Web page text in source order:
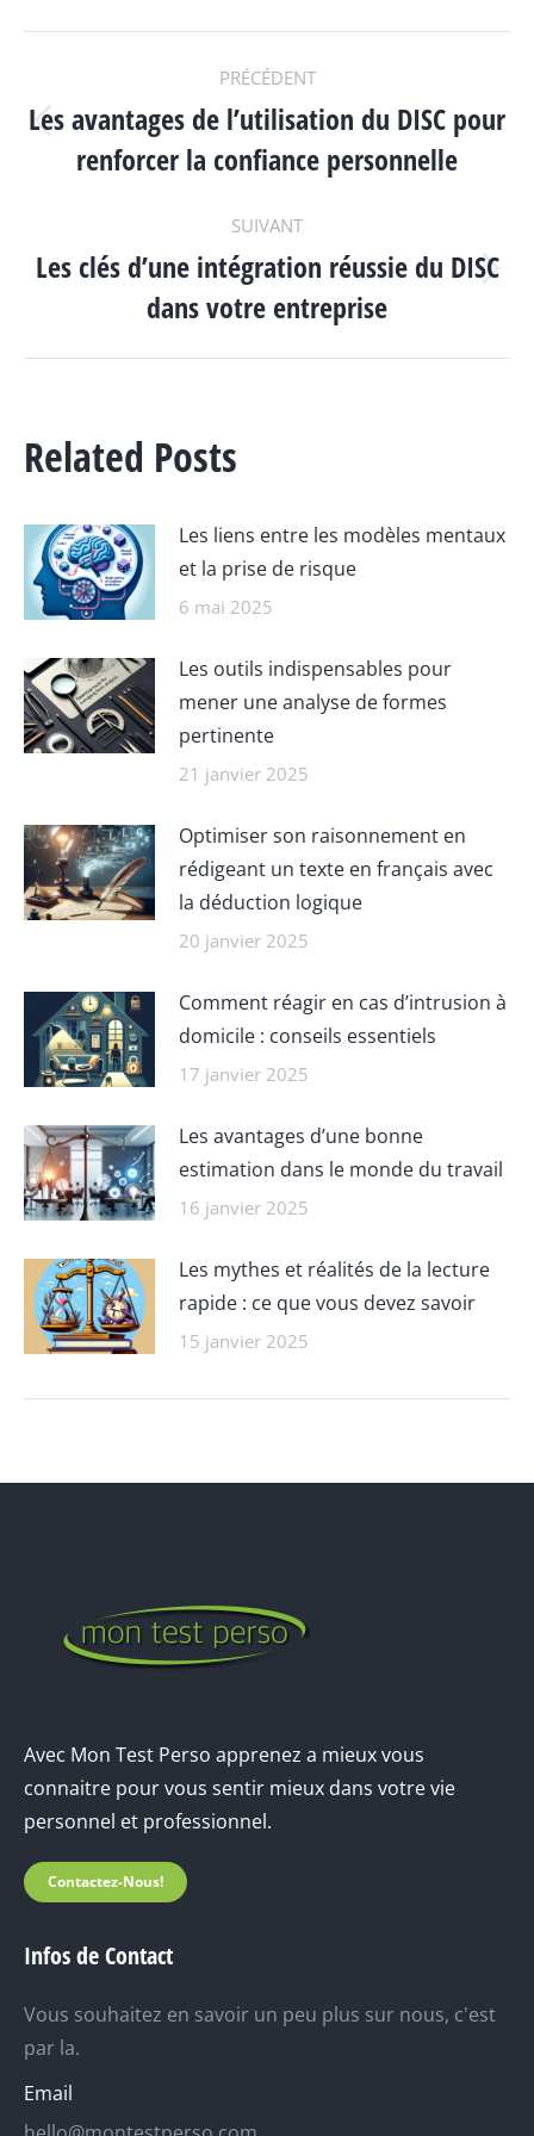
NAVIGATION
ARTICLE
PRÉCÉDENT
Article
précédent
Les avantages de l’utilisation du DISC pour
renforcer la confiance personnelle
SUIVANT
Article
suivant
:
Les clés d’une intégration réussie du DISC
dans votre entreprise
Related Posts
Les liens entre les modèles mentaux
et la prise de risque
6 mai 2025
Les outils indispensables pour
mener une analyse de formes
pertinente
21 janvier 2025
Optimiser son raisonnement en
rédigeant un texte en français avec
la déduction logique
20 janvier 2025
Comment réagir en cas d’intrusion à
domicile : conseils essentiels
17 janvier 2025
Les avantages d’une bonne
estimation dans le monde du travail
16 janvier 2025
Les mythes et réalités de la lecture
rapide : ce que vous devez savoir
15 janvier 2025
Avec Mon Test Perso apprenez a mieux vous
connaitre pour vous sentir mieux dans votre vie
personnel et professionnel.
Contactez-Nous!
Infos de Contact
Vous souhaitez en savoir un peu plus sur nous, c'est
par la.
Email